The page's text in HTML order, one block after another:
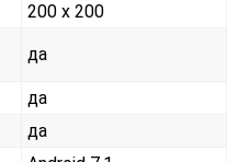
200 x 200
да
да
да